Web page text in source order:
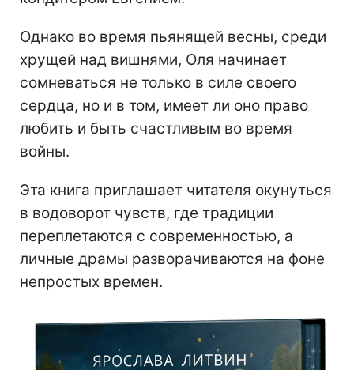
Однако во время пьянящей весны, среди
хрущей над вишнями, Оля начинает
сомневаться не только в силе своего
сердца, но и в том, имеет ли оно право
любить и быть счастливым во время
войны.
Эта книга приглашает читателя окунуться
в водоворот чувств, где традиции
переплетаются с современностью, а
личные драмы разворачиваются на фоне
непростых времен.